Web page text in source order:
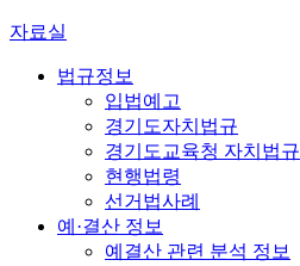
자료실
법규정보
입법예고
경기도자치법규
경기도교육청 자치법규
현행법령
선거법사례
예·결산 정보
예결산 관련 분석 정보